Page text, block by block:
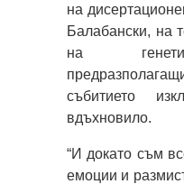
на
Балабански, на
на
събитието
вдъхновило.
“И докато съм
емоции и